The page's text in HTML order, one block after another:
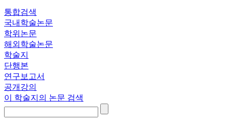
통합검색
국내학술논문
학위논문
해외학술논문
학술지
단행본
연구보고서
공개강의
이 학술지의 논문 검색